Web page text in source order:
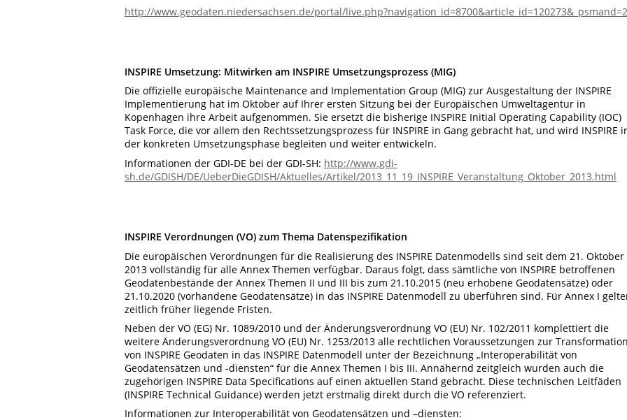
http://www.geodaten.niedersachsen.de/portal/
INSPIRE Umsetzung: Mitwirken am INSPIRE Umsetzungsprozess (MIG)
Die offizielle europäische Maintenance and Implementation Group (MIG) zur Ausgestaltung der INSPIRE
Implementierung hat im Oktober auf Ihrer ersten Sitzung bei der Europäischen Umweltagentur in
Kopenhagen ihre Arbeit aufgenommen. Sie ersetzt die bisherige INSPIRE Initial Operating Capability (IOC)
Task Force, die vor allem den Rechtssetzungsprozess für INSPIRE in Gang gebracht hat, und wird INSPIRE
der konkreten Umsetzungsphase begleiten und weiter entwickeln.
Informationen der GDI-DE bei der GDI-SH: http://www.gdi-
sh.de/GDISH/DE/UeberDieGDISH/Aktuelles/Artikel/2013_11_19_INSPIRE_Veranstaltung_Oktober_2013.html
INSPIRE Verordnungen (VO) zum Thema Datenspezifikation
Die europäischen Verordnungen für die Realisierung des INSPIRE Datenmodells sind seit dem 21. Oktober
2013 vollständig für alle Annex Themen verfügbar. Daraus folgt, dass sämtliche von INSPIRE betroffenen
Geodatenbestände der Annex Themen II und III bis zum 21.10.2015 (neu erhobene Geodatensätze) oder
21.10.2020 (vorhandene Geodatensätze) in das INSPIRE Datenmodell zu überführen sind. Für Annex I
zeitlich früher liegende Fristen.
Neben der VO (EG) Nr. 1089/2010 und der Änderungsverordnung VO (EU) Nr. 102/2011 komplettiert die
weitere Änderungsverordnung VO (EU) Nr. 1253/2013 alle rechtlichen Voraussetzungen zur Transformation
von INSPIRE Geodaten in das INSPIRE Datenmodell unter der Bezeichnung „Interoperabilität von
Geodatensätzen und -diensten“ für die Annex Themen I bis III. Annähernd zeitgleich wurden auch die
zugehörigen INSPIRE Data Specifications auf einen aktuellen Stand gebracht. Diese technischen Leitfäden
(INSPIRE Technical Guidance) werden jetzt erstmalig direkt durch die VO referenziert.
Informationen zur Interoperabilität von Geodatensätzen und –diensten: